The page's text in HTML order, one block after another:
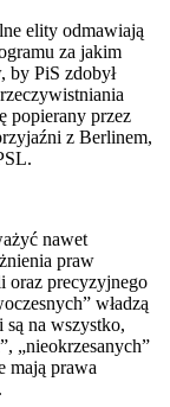
elity odmawiają
za jakim
by PiS zdobył
popierany przez
z Berlinem,
nawet
praw
oraz precyzyjnego
władzą
są na wszystko,
„nieokrzesanych”
mają prawa